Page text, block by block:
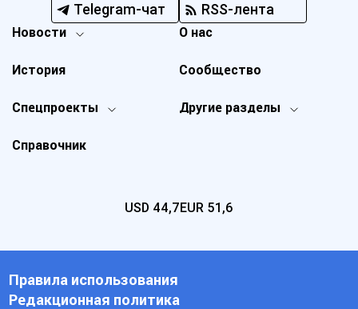
Telegram-чат RSS-лента
Новости
Спецпроекты Другие разделы
История
О нас
Справочник
Сообщество
USD 44,7EUR 51,6
Правила использования
Редакционная политика